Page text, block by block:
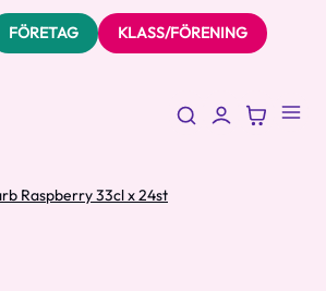
FÖRETAG KLASS/FÖRENING
Raspberry 33cl x 24st